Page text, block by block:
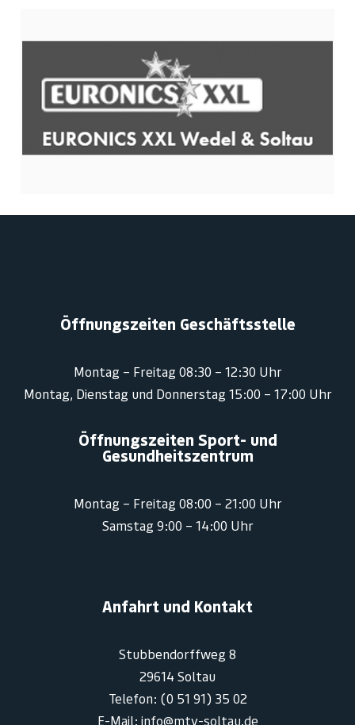
Öffnungszeiten Geschäftsstelle
Montag – Freitag 08:30 – 12:30 Uhr
Montag, Dienstag und Donnerstag 15:00 – 17:00 Uhr
Öffnungszeiten Sport- und
Gesundheitszentrum
Montag – Freitag 08:00 – 21:00 Uhr
Samstag 9:00 – 14:00 Uhr
Anfahrt und Kontakt
Stubbendorffweg 8
29614 Soltau
Telefon: (0 51 91) 35 02
E-Mail: info@mtv-soltau.de